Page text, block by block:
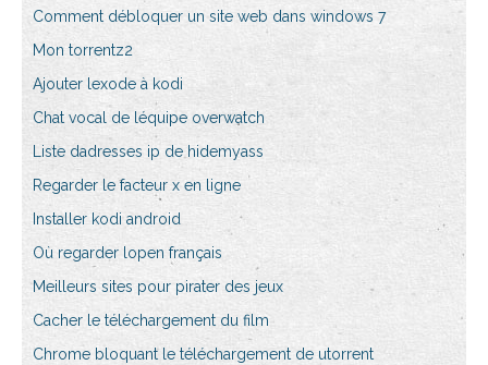
Comment débloquer un site web dans windows 7
Mon torrentz2
Ajouter lexode à kodi
Chat vocal de léquipe overwatch
Liste dadresses ip de hidemyass
Regarder le facteur x en ligne
Installer kodi android
Où regarder lopen français
Meilleurs sites pour pirater des jeux
Cacher le téléchargement du film
Chrome bloquant le téléchargement de utorrent